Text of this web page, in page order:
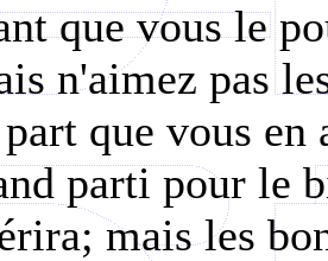
que vous le
n'aimez pas
que vous en
parti pour le
mais les